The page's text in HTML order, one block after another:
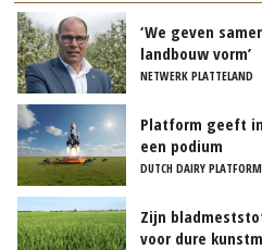
‘We geven
landbouw vorm’
NETWERK PLATTELAND
Platform geeft
een podium
DUTCH DAIRY PLATFORM
Zijn
voor dure